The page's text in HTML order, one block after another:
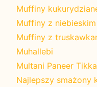
Muffiny
Muffiny z
Muffiny z
Muhallebi
Multani Paneer Tikka
Najlepszy smażony